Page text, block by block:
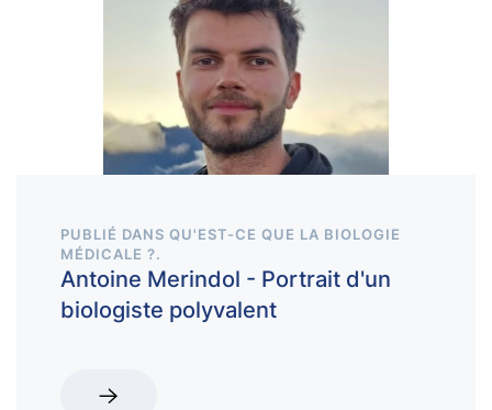
PUBLIÉ DANS QU'EST-CE QUE LA BIOLOGIE
MÉDICALE ?.
Antoine Merindol - Portrait d'un
biologiste polyvalent